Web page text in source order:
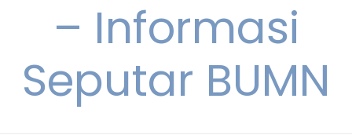
– Informasi
Seputar BUMN